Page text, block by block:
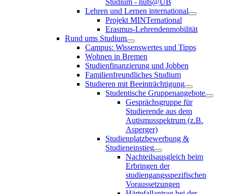
Lehren und Lernen international
Projekt MINTernational
Erasmus-Lehrendenmobilität
Rund ums Studium
Campus: Wissenswertes und Tipps
Wohnen in Bremen
Studienfinanzierung und Jobben
Familienfreundliches Studium
Studieren mit Beeinträchtigung
Studentische Gruppenangebote
Gesprächsgruppe für
Studierende aus dem
Autismusspektrum (z.B.
Asperger)
Studienplatzbewerbung &
Studieneinstieg
Nachteilsausgleich beim
Erbringen der
studiengangsspezifischen
Voraussetzungen